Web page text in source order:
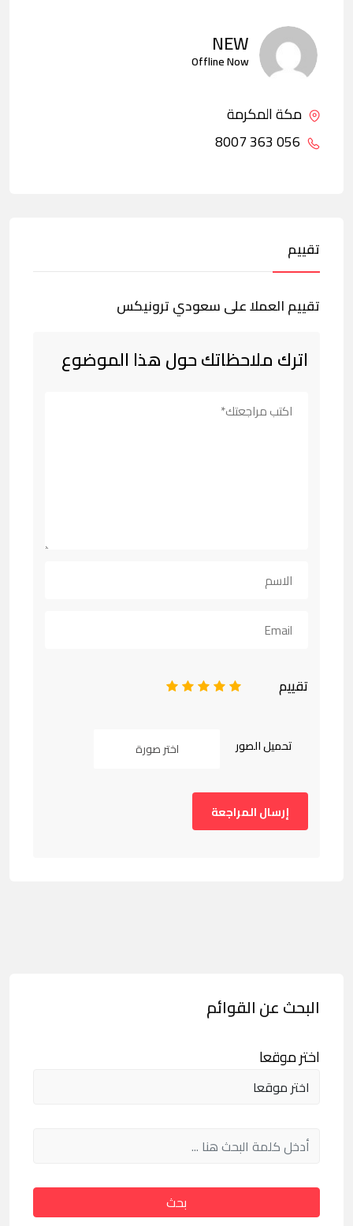
NEW
Offline Now
مكة المكرمة
تقييم
تقييم العملا على سعودي ترونيكس
اترك ملاحظاتك حول هذا الموضوع
تقييم 5
4
3
2
تحميل الصور اختر صورة
البحث عن القوائم
اختر موقعا
بحث